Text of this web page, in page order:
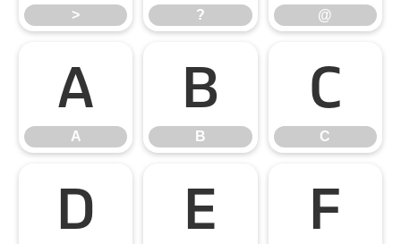
> ? @
A
A
B
B
C
C
D E F